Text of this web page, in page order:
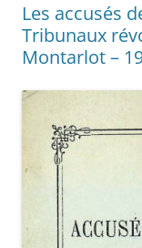
Les accusés
Tribunaux
Montarlot –